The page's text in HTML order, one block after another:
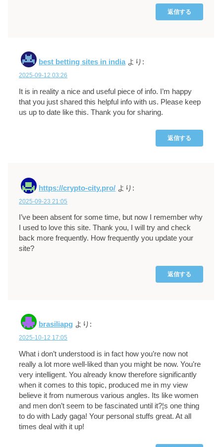
返信する
best betting sites in india より:
2025-09-12 03:26
It is in reality a nice and useful piece of info. I’m happy
that you just shared this helpful info with us. Please keep
us up to date like this. Thank you for sharing.
返信する
https://crypto-city.pro/ より:
2025-09-23 21:05
I’ve been absent for some time, but now I remember why
I used to love this site. Thank you, I will try and check
back more frequently. How frequently you update your
site?
返信する
brasiliapg より:
2025-10-12 17:05
What i don’t understood is in fact how you’re now not
really a lot more well-liked than you might be now. You’re
very intelligent. You already know therefore significantly
when it comes to this topic, produced me in my view
believe it from numerous various angles. Its like women
and men don’t seem to be fascinated until it?¦s one thing
to do with Lady gaga! Your personal stuffs great. At all
times deal with it up!